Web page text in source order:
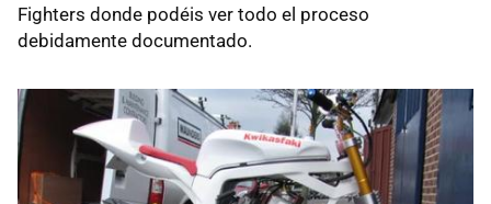
Fighters donde podéis ver todo el proceso
debidamente documentado.